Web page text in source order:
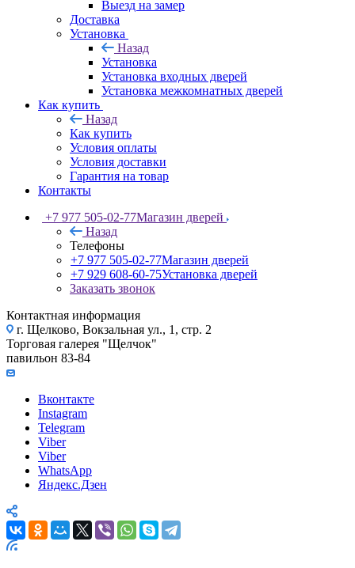
Выезд на замер
Доставка
Установка
Назад
Установка
Установка входных дверей
Установка межкомнатных дверей
Как купить
Назад
Как купить
Условия оплаты
Условия доставки
Гарантия на товар
Контакты
+7 977 505-02-77Магазин дверей
Назад
Телефоны
+7 977 505-02-77Магазин дверей
+7 929 608-60-75Установка дверей
Заказать звонок
Контактная информация
г. Щелково, Вокзальная ул., 1, стр. 2
Торговая галерея "Щелчок"
павильон 83-84
Вконтакте
Instagram
Telegram
Viber
Viber
WhatsApp
Яндекс.Дзен